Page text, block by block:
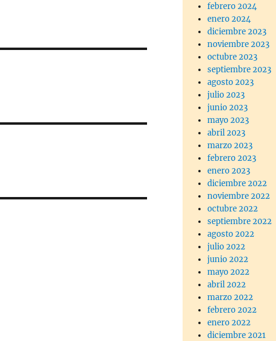
febrero 2024
enero 2024
diciembre 2023
noviembre 2023
octubre 2023
septiembre 2023
agosto 2023
julio 2023
junio 2023
mayo 2023
abril 2023
marzo 2023
febrero 2023
enero 2023
diciembre 2022
noviembre 2022
octubre 2022
septiembre 2022
agosto 2022
julio 2022
junio 2022
mayo 2022
abril 2022
marzo 2022
febrero 2022
enero 2022
diciembre 2021